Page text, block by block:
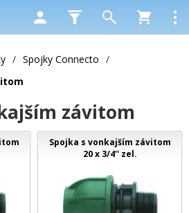
/ Spojky Connecto /
závitom
Spojka s vonkajším závitom
20 x 3/4'' zel.